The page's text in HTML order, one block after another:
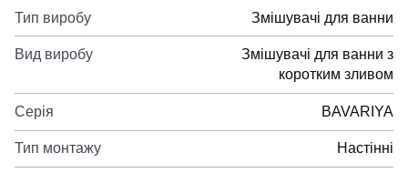
Тип виробу Змішувачі для ванни
Вид виробу
Змішувачі для ванни з
коротким зливом
Серія BAVARIYA
Тип монтажу Настінні